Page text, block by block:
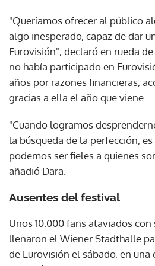
"Queríamos ofrecer al público
algo inesperado, capaz de dar
Eurovisión", declaró en rueda
no había participado en
años por razones financieras,
gracias a ella el año que viene.
"Cuando logramos
la búsqueda de la perfección,
podemos ser fieles a quienes
añadió Dara.
Ausentes del festival
Unos 10.000 fans ataviados
llenaron el Wiener Stadthalle
de Eurovisión el sábado, en